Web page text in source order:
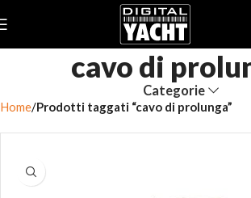
cavo di
Categorie
Home Prodotti taggati “cavo di prolunga”